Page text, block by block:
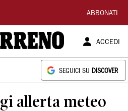
ABBONATI
ACCEDI
SEGUICI SU DISCOVER
allerta meteo